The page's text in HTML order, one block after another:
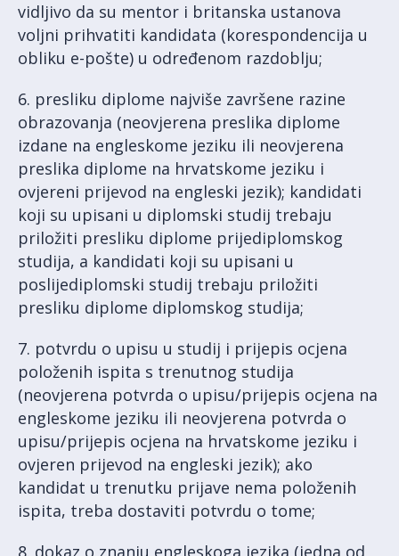
vidljivo da su mentor i britanska ustanova
voljni prihvatiti kandidata (korespondencija u
obliku e-pošte) u određenom razdoblju;
6. presliku diplome najviše završene razine
obrazovanja (neovjerena preslika diplome
izdane na engleskome jeziku ili neovjerena
preslika diplome na hrvatskome jeziku i
ovjereni prijevod na engleski jezik); kandidati
koji su upisani u diplomski studij trebaju
priložiti presliku diplome prijediplomskog
studija, a kandidati koji su upisani u
poslijediplomski studij trebaju priložiti
presliku diplome diplomskog studija;
7. potvrdu o upisu u studij i prijepis ocjena
položenih ispita s trenutnog studija
(neovjerena potvrda o upisu/prijepis ocjena na
engleskome jeziku ili neovjerena potvrda o
upisu/prijepis ocjena na hrvatskome jeziku i
ovjeren prijevod na engleski jezik); ako
kandidat u trenutku prijave nema položenih
ispita, treba dostaviti potvrdu o tome;
8. dokaz o znanju engleskoga jezika (jedna od